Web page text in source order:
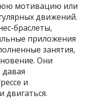
мотивацию или
движений.
браслеты,
приложения
занятия,
Они
и
двигаться.